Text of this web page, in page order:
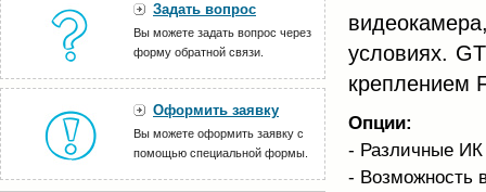
Задать вопрос
Вы можете задать вопрос через
форму обратной связи.
Оформить заявку
Вы можете оформить заявку с
помощью специальной формы.
условиях.
креплением
Опции:
- Различные ИК
- Возможность